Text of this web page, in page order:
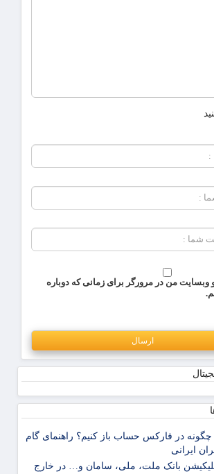
وبسایت من در مرورگر برای زمانی که دوباره
چگونه در فارکس حساب باز کنیم؟ راهنمای گام
ایرانی
بانک ملت، ملی، سامان و… در خارج